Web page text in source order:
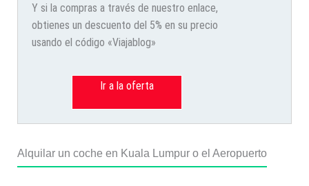
Y si la compras a través de nuestro enlace,
obtienes un descuento del 5% en su precio
usando el código «Viajablog»
Ir a la oferta
Alquilar un coche en Kuala Lumpur o el Aeropuerto